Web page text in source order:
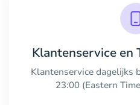
Klantenservice en
Klantenservice dagelijks
23:00 (Eastern